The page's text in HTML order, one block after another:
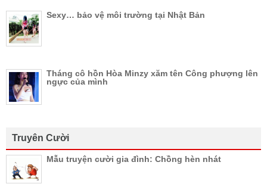
Sexy… bảo vệ môi trường tại Nhật Bản
Tháng cô hồn Hòa Minzy xăm tên Công phượng lên
ngực của mình
Truyên Cười
Mẫu truyện cười gia đình: Chồng hèn nhát